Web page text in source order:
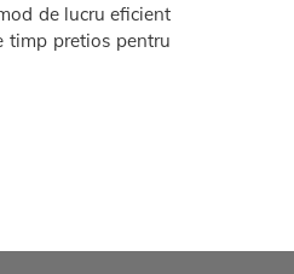
de lucru eficient
timp pretios pentru